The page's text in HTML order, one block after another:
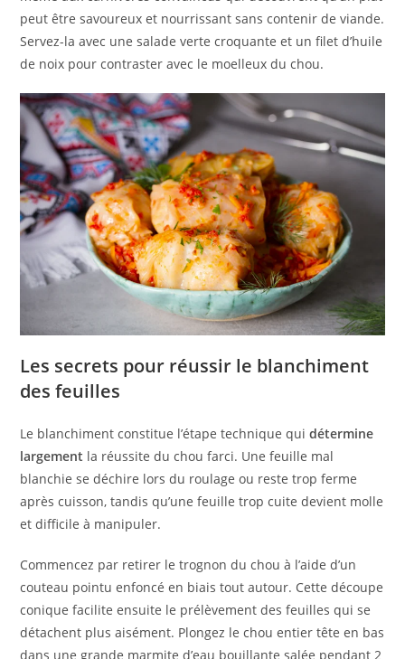
peut être savoureux et nourrissant sans contenir de viande.
Servez-la avec une salade verte croquante et un filet d’huile
de noix pour contraster avec le moelleux du chou.
Les secrets pour réussir le blanchiment
des feuilles
Le blanchiment constitue l’étape technique quidétermine
largement la réussite du chou farci. Une feuille mal
blanchie se déchire lors du roulage ou reste trop ferme
après cuisson, tandis qu’une feuille trop cuite devient molle
et difficile à manipuler.
Commencez par retirer le trognon du chou à l’aide d’un
couteau pointu enfoncé en biais tout autour. Cette découpe
conique facilite ensuite le prélèvement des feuilles qui se
détachent plus aisément. Plongez le chou entier tête en bas
dans une grande marmite d’eau bouillante salée pendant 2